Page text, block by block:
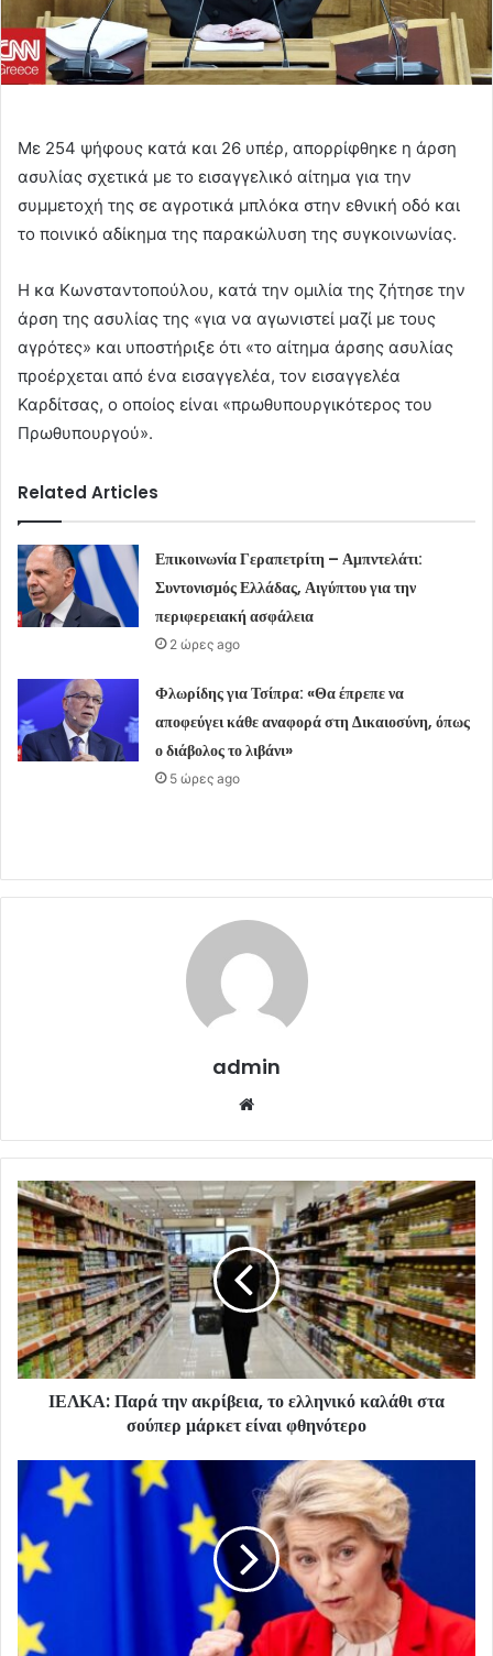
Με 254 ψήφους κατά και 26 υπέρ, απορρίφθηκε η άρση
ασυλίας σχετικά με το εισαγγελικό αίτημα για την
συμμετοχή της σε αγροτικά μπλόκα στην εθνική οδό και
το ποινικό αδίκημα της παρακώλυση της συγκοινωνίας.
Η κα Κωνσταντοπούλου, κατά την ομιλία της ζήτησε την
άρση της ασυλίας της «για να αγωνιστεί μαζί με τους
αγρότες» και υποστήριξε ότι «το αίτημα άρσης ασυλίας
προέρχεται από ένα εισαγγελέα, τον εισαγγελέα
Καρδίτσας, ο οποίος είναι «πρωθυπουργικότερος του
Πρωθυπουργού».
Related Articles
Επικοινωνία Γεραπετρίτη – Αμπντελάτι:
Συντονισμός Ελλάδας, Αιγύπτου για την
περιφερειακή ασφάλεια
2 ώρες ago
Φλωρίδης για Τσίπρα: «Θα έπρεπε να
αποφεύγει κάθε αναφορά στη Δικαιοσύνη, όπως
ο διάβολος το λιβάνι»
5 ώρες ago
admin
ΙΕΛΚΑ: Παρά την ακρίβεια, το ελληνικό καλάθι στα
σούπερ μάρκετ είναι φθηνότερο